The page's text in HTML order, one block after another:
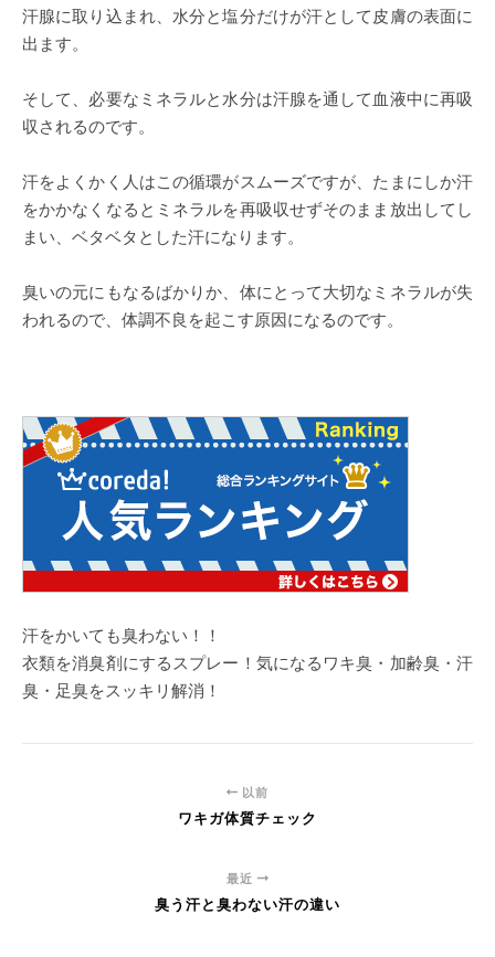
汗腺に取り込まれ、水分と塩分だけが汗として皮膚の表面に
出ます。
そして、必要なミネラルと水分は汗腺を通して血液中に再吸
収されるのです。
汗をよくかく人はこの循環がスムーズですが、たまにしか汗
をかかなくなるとミネラルを再吸収せずそのまま放出してし
まい、ベタベタとした汗になります。
臭いの元にもなるばかりか、体にとって大切なミネラルが失
われるので、体調不良を起こす原因になるのです。
汗をかいても臭わない！！
衣類を消臭剤にするスプレー！気になるワキ臭・加齢臭・汗
臭・足臭をスッキリ解消！
以前
ワキガ体質チェック
最近
臭う汗と臭わない汗の違い